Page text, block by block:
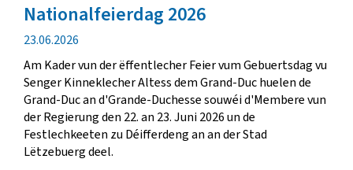
Nationalfeierdag 2026
V
e
r
ë
f
f
e
n
23.06.2026
Am Kader vun der ëffentlecher Feier vum Gebuertsdag vu
Senger Kinneklecher Altess dem Grand-Duc huelen de
Grand-Duc an d'Grande-Duchesse souwéi d'Membere vun
der Regierung den 22. an 23. Juni 2026 un de
Festlechkeeten zu Déifferdeng an an der Stad
Lëtzebuerg deel.